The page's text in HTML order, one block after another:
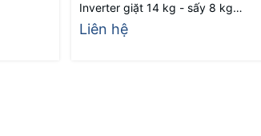
Inverter giặt 14 kg - sấy 8 kg
WD14BB944DGMSV
Liên hệ